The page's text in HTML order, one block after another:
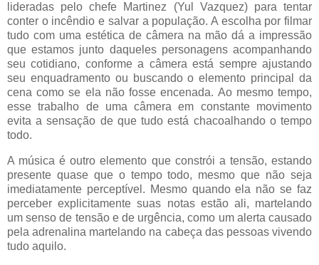
lideradas pelo chefe Martinez (Yul Vazquez) para tentar
conter o incêndio e salvar a população. A escolha por filmar
tudo com uma estética de câmera na mão dá a impressão
que estamos junto daqueles personagens acompanhando
seu cotidiano, conforme a câmera está sempre ajustando
seu enquadramento ou buscando o elemento principal da
cena como se ela não fosse encenada. Ao mesmo tempo,
esse trabalho de uma câmera em constante movimento
evita a sensação de que tudo está chacoalhando o tempo
todo.
A música é outro elemento que constrói a tensão, estando
presente quase que o tempo todo, mesmo que não seja
imediatamente perceptível. Mesmo quando ela não se faz
perceber explicitamente suas notas estão ali, martelando
um senso de tensão e de urgência, como um alerta causado
pela adrenalina martelando na cabeça das pessoas vivendo
tudo aquilo.